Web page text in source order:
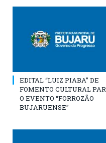
EDITAL “LUIZ PIABA” DE
FOMENTO CULTURAL
O EVENTO “FORROZÃO
BUJARUENSE”